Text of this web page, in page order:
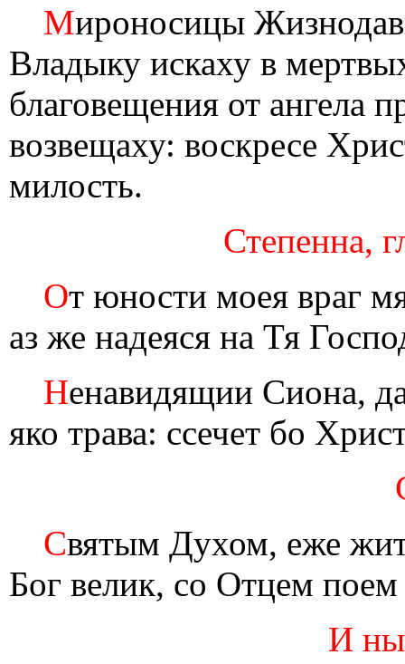
Мироносицы
Владыку искаху в
благовещения от ангела
возвещаху: воскресе
милость.
Степенна,
От юности моея враг
аз же надеяся на Тя
Ненавидящии Сиона,
яко трава: ссечет бо
Святым Духом, еже
Бог велик, со Отцем
И